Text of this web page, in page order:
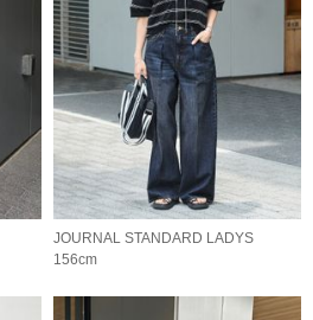
JOURNAL STANDARD LADYS
156cm